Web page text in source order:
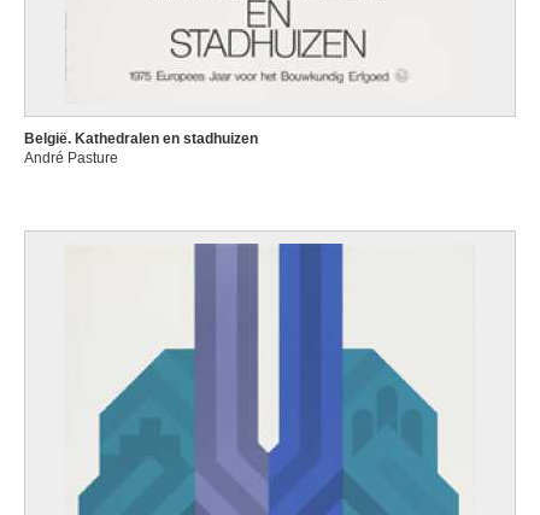
België. Kathedralen en stadhuizen
André Pasture